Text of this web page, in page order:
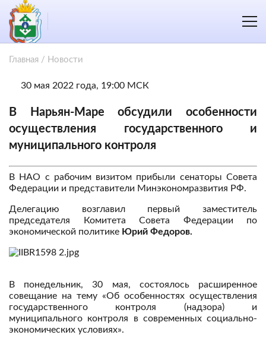
Главная / Новости
30 мая 2022 года, 19:00 МСК
В Нарьян-Маре обсудили особенности
осуществления государственного и
муниципального контроля
В НАО с рабочим визитом прибыли сенаторы Совета
Федерации и представители Минэкономразвития РФ.
Делегацию возглавил первый заместитель
председателя Комитета Совета Федерации по
экономической политике Юрий Федоров.
В понедельник, 30 мая, состоялось расширенное
совещание на тему «Об особенностях осуществления
государственного контроля (надзора) и
муниципального контроля в современных социально-
экономических условиях».